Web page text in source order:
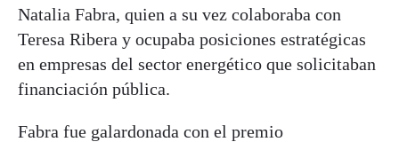
Natalia Fabra, quien a su vez colaboraba con
Teresa Ribera y ocupaba posiciones estratégicas
en empresas del sector energético que solicitaban
financiación pública.
Fabra fue galardonada con el premio